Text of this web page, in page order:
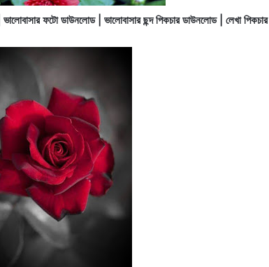
| ভালোবাসার ফটো ডাউনলোড | ভালোবাসার ছন্দ পিকচার ডাউনলোড | লেখা পিকচার